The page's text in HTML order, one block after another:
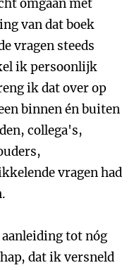
omgaan met
van dat boek
vragen steeds
ik persoonlijk
ik dat over op
binnen én buiten
collega's,
vragen had
aanleiding tot nóg
dat ik versneld